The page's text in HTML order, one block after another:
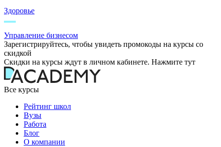
Здоровье
Управление бизнесом
Зарегистрируйтесь, чтобы увидеть промокоды на курсы со
скидкой
Скидки на курсы ждут в личном кабинете. Нажмите тут
Все курсы
Рейтинг школ
Вузы
Работа
Блог
О компании